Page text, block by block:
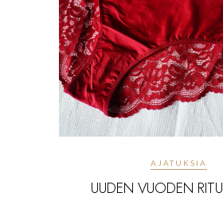
AJATUKSIA
UUDEN VUODEN